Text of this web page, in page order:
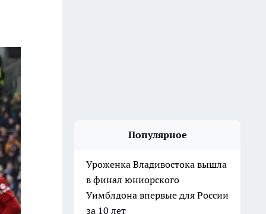
Популярное
Уроженка Владивостока вышла
в финал юниорского
Уимблдона впервые для России
за 10 лет